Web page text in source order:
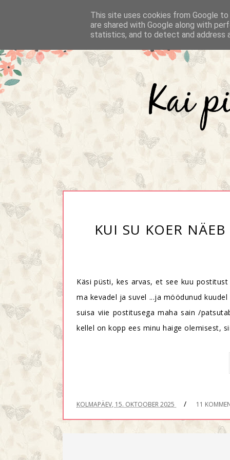
KUI SU KOER
Käsi püsti, kes arvas, et see kuu
ma kevadel ja suvel ...ja möödunud
suisa viie postitusega maha sain /
kellel on kopp ees minu haige olemisest,
KOLMAPÄEV, 15. OKTOOBER 2025 / 11
This site uses cookies from Google
are shared with Google along with
statistics, and to detect and address